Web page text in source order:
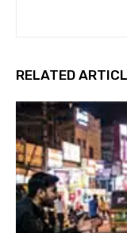
RELATED